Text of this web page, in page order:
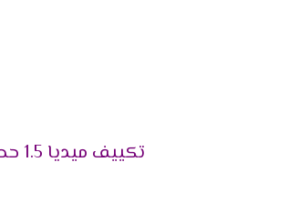
تكييف ميديا 1.5 حصان بارد فقط